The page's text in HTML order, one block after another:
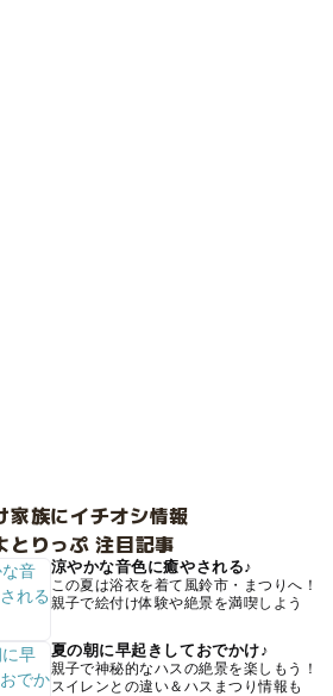
家族にイチオシ情報
とりっぷ 注目記事
涼やかな音色に癒やされる♪
この夏は浴衣を着て風鈴市・まつりへ！
親子で絵付け体験や絶景を満喫しよう
夏の朝に早起きしておでかけ♪
親子で神秘的なハスの絶景を楽しもう！
スイレンとの違い＆ハスまつり情報も